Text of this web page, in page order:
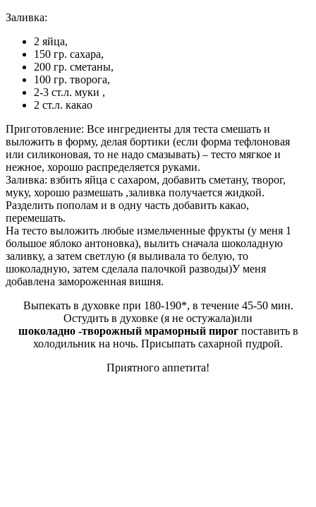
Заливка:
2 яйца,
150 гр. сахара,
200 гр. сметаны,
100 гр. творога,
2-3 ст.л. муки ,
2 ст.л. какао
Приготовление: Все ингредиенты для теста смешать и
выложить в форму, делая бортики (если форма тефлоновая
или силиконовая, то не надо смазывать) – тесто мягкое и
нежное, хорошо распределяется руками.
Заливка: взбить яйца с сахаром, добавить сметану, творог,
муку, хорошо размешать ,заливка получается жидкой.
Разделить пополам и в одну часть добавить какао,
перемешать.
На тесто выложить любые измельченные фрукты (у меня 1
большое яблоко антоновка), вылить сначала шоколадную
заливку, а затем светлую (я выливала то белую, то
шоколадную, затем сделала палочкой разводы)У меня
добавлена замороженная вишня.
Выпекать в духовке при 180-190*, в течение 45-50 мин.
Остудить в духовке (я не остужала)или
шоколадно -творожный мраморный пирогпоставить в
холодильник на ночь. Присыпать сахарной пудрой.
Приятного аппетита!